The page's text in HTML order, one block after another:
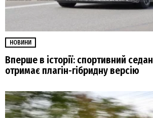
НОВИНИ
Вперше в історії: спортивний
отримає плагін-гібридну версію